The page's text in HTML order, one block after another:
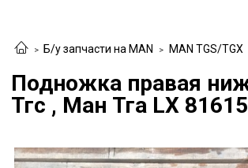
Б/у запчасти на MAN MAN TGS/TGX
Подножка правая
Тгс , Ман Тга LX